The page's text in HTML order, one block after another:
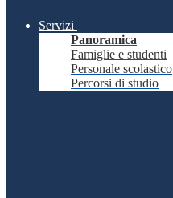
Servizi
Panoramica
Famiglie e studenti
Personale scolastico
Percorsi di studio